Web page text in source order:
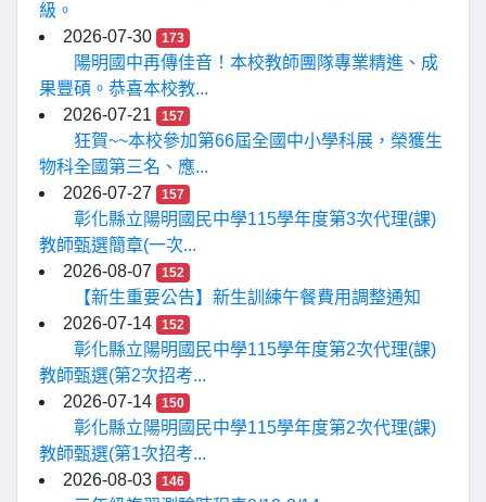
級。
2026-07-30
173
陽明國中再傳佳音！本校教師團隊專業精進、成
果豐碩。恭喜本校教...
2026-07-21
157
狂賀~~本校參加第66屆全國中小學科展，榮獲生
物科全國第三名、應...
2026-07-27
157
彰化縣立陽明國民中學115學年度第3次代理(課)
教師甄選簡章(一次...
2026-08-07
152
【新生重要公告】新生訓練午餐費用調整通知
2026-07-14
152
彰化縣立陽明國民中學115學年度第2次代理(課)
教師甄選(第2次招考...
2026-07-14
150
彰化縣立陽明國民中學115學年度第2次代理(課)
教師甄選(第1次招考...
2026-08-03
146